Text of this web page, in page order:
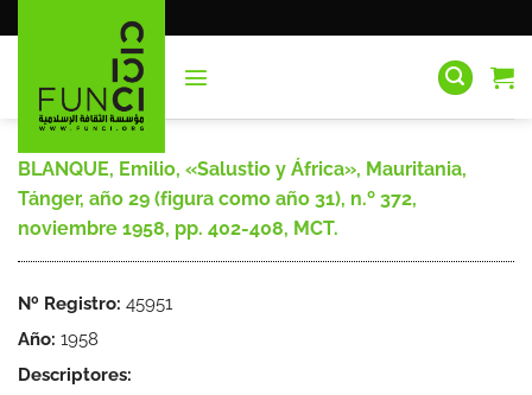
al
BLANQUE, Emilio, «Salustio y África», Mauritania,
Tánger, año 29 (figura como año 31), n.º 372,
noviembre 1958, pp. 402-408, MCT.
Nº Registro: 45951
Año: 1958
Descriptores: